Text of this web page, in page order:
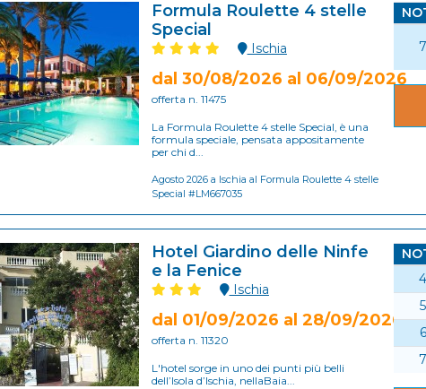
Formula Roulette 4 stelle
Special
Ischia
dal 30/08/2026 al 06/09/2026
offerta n. 11475
La Formula Roulette 4 stelle Special, è una
formula speciale, pensata appositamente
per chi d...
Agosto 2026 a Ischia al Formula Roulette 4 stelle
Special #LM667035
7
Hotel Giardino delle Ninfe
e la Fenice
Ischia
dal 01/09/2026 al 28/09/2026
offerta n. 11320
L'hotel sorge in uno dei punti più belli
dell’Isola d’Ischia, nellaBaia...
4
5
6
7